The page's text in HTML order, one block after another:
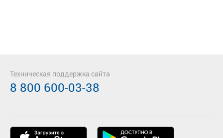
Техническая поддержка сайта
8 800 600-03-38